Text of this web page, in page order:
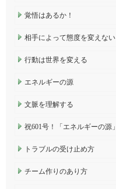
覚悟はあるか！
相手によって態度を変えない
行動は世界を変える
エネルギーの源
文脈を理解する
祝601号！「エネルギーの源」
トラブルの受け止め方
チーム作りのあり方